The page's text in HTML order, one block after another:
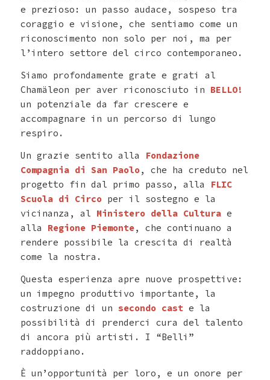
e prezioso: un passo audace, sospeso tra
coraggio e visione, che sentiamo come un
riconoscimento non solo per noi, ma per
l’intero settore del circo contemporaneo.
Siamo profondamente grate e grati al
Chamäleon per aver riconosciuto in BELLO!
un potenziale da far crescere e
accompagnare in un percorso di lungo
respiro.
Un grazie sentito alla
Fondazione
Compagnia di San Paolo, che ha creduto nel
progetto fin dal primo passo, alla
FLIC
Scuola di Circoper il sostegno e la
vicinanza, al Ministero della Culturae
alla Regione Piemonte, che continuano a
rendere possibile la crescita di realtà
come la nostra.
Questa esperienza apre nuove prospettive:
un impegno produttivo importante, la
costruzione di un secondo cast e la
possibilità di prenderci cura del talento
di ancora più artisti. I “Belli”
raddoppiano.
È un’opportunità per loro, e un onore per